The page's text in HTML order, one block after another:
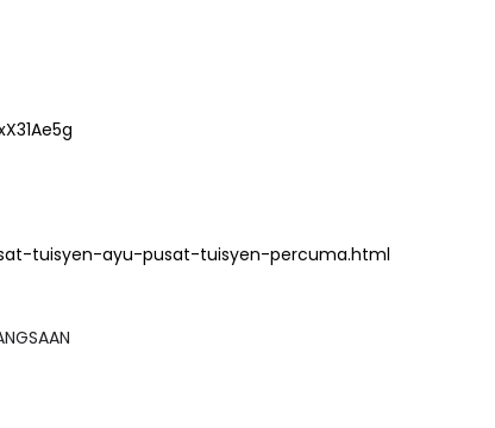
tuisyen-ayu-pusat-tuisyen-percuma.html